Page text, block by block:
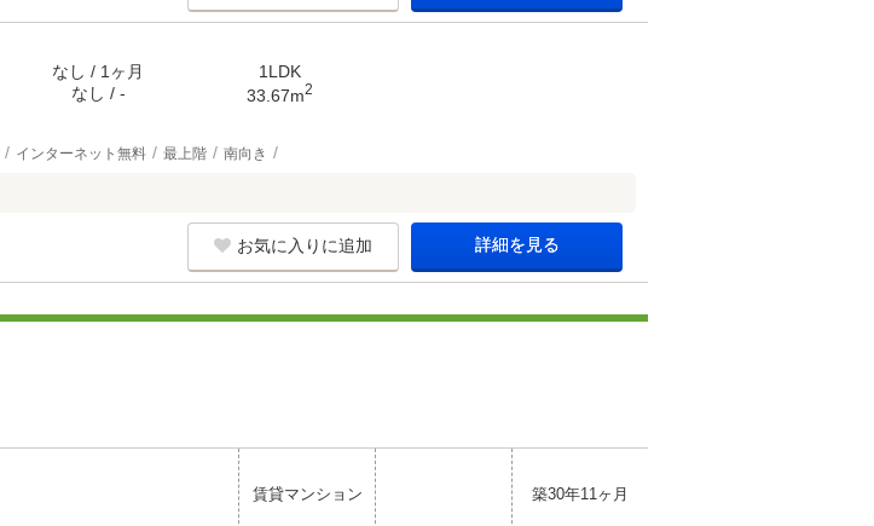
なし / 1ヶ月
なし / -
1LDK
33.67m2
インターネット無料 最上階 南向き
お気に入りに追加 詳細を見る
賃貸マンション 築30年11ヶ月